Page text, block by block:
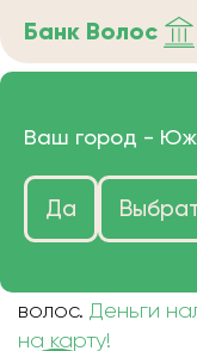
Банк Волос
Продать
дорого
волос. Деньги
на карту!
Ваш город -
Да